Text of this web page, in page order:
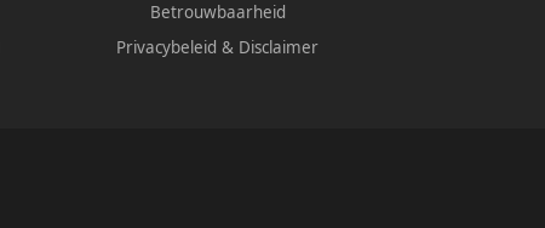
Betrouwbaarheid
Privacybeleid & Disclaimer